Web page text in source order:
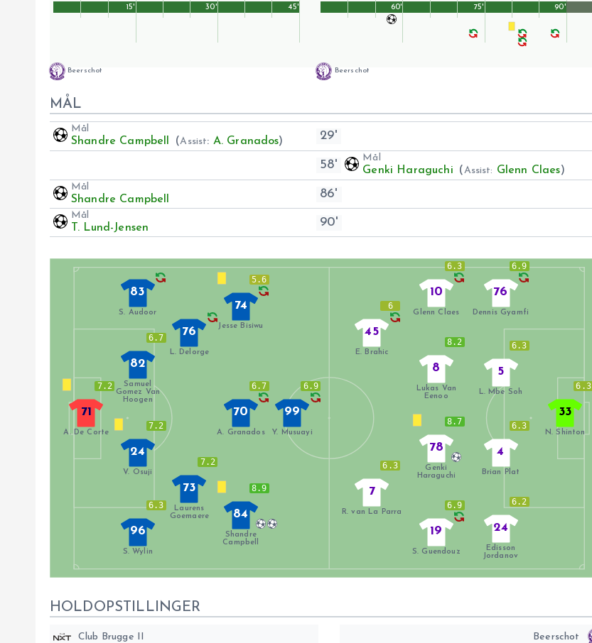
Beerschot
45'
15' 30'
Beerschot
90'
60' 75'
MÅL
Mål
Shandre Campbell (Assist: A. Granados) 29'
58'
Mål
Genki Haraguchi (Assist: Glenn Claes)
Mål
Shandre Campbell 86'
Mål
T. Lund-Jensen 90'
7.2
71
A. De Corte
83
S. Audoor
6.7
82
Samuel
Gomez Van
Hoogen
7.2
24
V. Osuji
6.3
96
S. Wylin
76
L. Delorge
7.2
73
Laurens
Goemaere
5.6
74
Jesse Bisiwu
6.7
70
A. Granados
8.9
84
Shandre
Campbell
6.9
99
Y. Musuayi
6.3
33
N. Shinton
6.2
24
Edisson
Jordanov
6.3
4
Brian Plat
6.3
5
L. Mbe Soh
6.9
76
Dennis Gyamfi
6.9
19
S. Guendouz
8.7
78
Genki
Haraguchi
8.2
8
Lukas Van
Eenoo
6.3
10
Glenn Claes
6.3
7
R. van La Parra
6
45
E. Brahic
HOLDOPSTILLINGER
Club Brugge II Beerschot